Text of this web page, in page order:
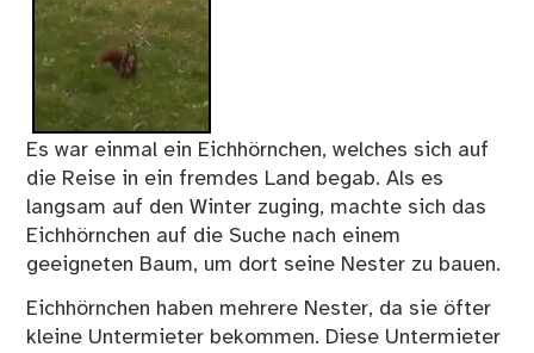
Es war einmal ein Eichhörnchen, welches sich auf
die Reise in ein fremdes Land begab. Als es
langsam auf den Winter zuging, machte sich das
Eichhörnchen auf die Suche nach einem
geeigneten Baum, um dort seine Nester zu bauen.
Eichhörnchen haben mehrere Nester, da sie öfter
kleine Untermieter bekommen. Diese Untermieter